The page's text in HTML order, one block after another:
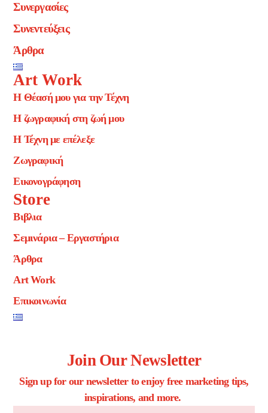
Συνεργασίες
Συνεντεύξεις
Άρθρα
Art Work
Η Θέασή μου για την Τέχνη
Η ζωγραφική στη ζωή μου
Η Τέχνη με επέλεξε
Ζωγραφική
Εικονογράφηση
Store
Βιβλια
Σεμινάρια – Εργαστήρια
Άρθρα
Art Work
Επικοινωνία
Join Our Newsletter
Sign up for our newsletter to enjoy free marketing tips,
inspirations, and more.